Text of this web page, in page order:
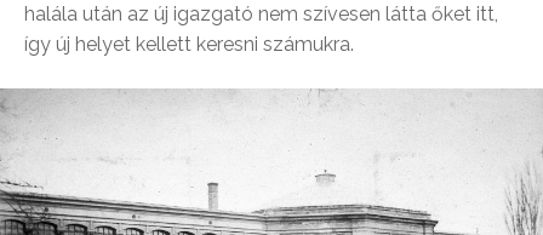
halála után az új igazgató nem szívesen látta őket itt,
így új helyet kellett keresni számukra.